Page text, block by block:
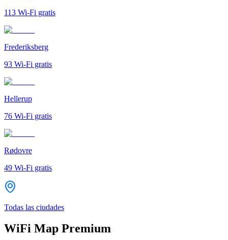
113 Wi-Fi gratis
Frederiksberg
93 Wi-Fi gratis
Hellerup
76 Wi-Fi gratis
Rødovre
49 Wi-Fi gratis
Todas las ciudades
WiFi Map Premium